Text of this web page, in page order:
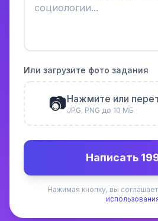
Или загрузите фото задания
📷Нажмите или
JPG, PNG до 10 МБ
Написать
Нажимая кнопку, вы